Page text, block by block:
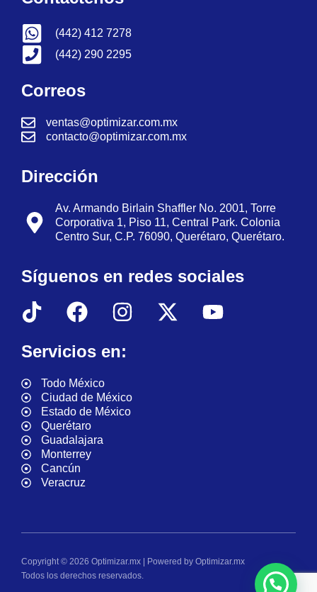
(442) 412 7278
(442) 290 2295
Correos
ventas@optimizar.com.mx
contacto@optimizar.com.mx
Dirección
Av. Armando Birlain Shaffler No. 2001, Torre
Corporativa 1, Piso 11, Central Park. Colonia
Centro Sur, C.P. 76090, Querétaro, Querétaro.
Síguenos en redes sociales
Servicios en:
Todo México
Ciudad de México
Estado de México
Querétaro
Guadalajara
Monterrey
Cancún
Veracruz
Copyright © 2026 Optimizar.mx | Powered by Optimizar.mx
Todos los derechos reservados.